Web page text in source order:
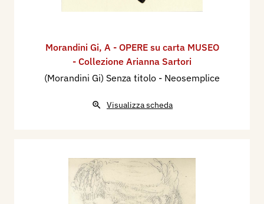
Morandini Gi, A - OPERE su carta MUSEO
- Collezione Arianna Sartori
(Morandini Gi) Senza titolo - Neosemplice
Visualizza scheda